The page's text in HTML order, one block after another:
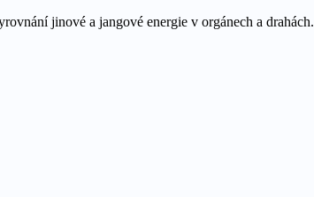
jinové a jangové energie v orgánech a drahách.